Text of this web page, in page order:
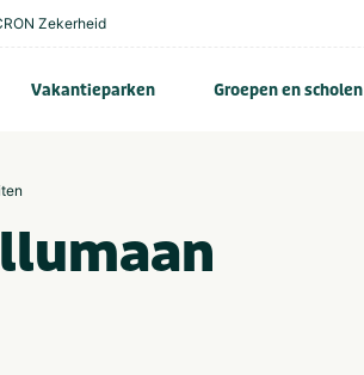
Zekerheid
Vakantieparken Groepen en scholen